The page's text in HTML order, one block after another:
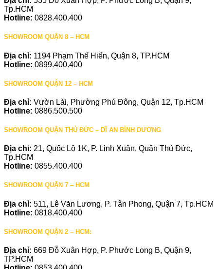
Tp.HCM
Hotline: 0828.400.400
SHOWROOM QUẬN 8 – HCM
Địa chỉ: 1194 Phạm Thế Hiển, Quận 8, TP.HCM
Hotline: 0899.400.400
SHOWROOM QUẬN 12 – HCM
Địa chỉ: Vườn Lài, Phường Phú Đông, Quận 12, Tp.HCM
Hotline: 0886.500.500
SHOWROOM QUẬN THỦ ĐỨC – DĨ AN BÌNH DƯƠNG
Địa chỉ: 21, Quốc Lộ 1K, P. Linh Xuân, Quận Thủ Đức,
Tp.HCM
Hotline: 0855.400.400
SHOWROOM QUẬN 7 – HCM
Địa chỉ: 511, Lê Văn Lương, P. Tân Phong, Quận 7, Tp.HCM
Hotline: 0818.400.400
SHOWROOM QUẬN 2 – HCM:
Địa chỉ: 669 Đỗ Xuân Hợp, P. Phước Long B, Quận 9,
TP.HCM